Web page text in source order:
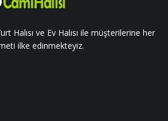
Halısı ve Ev Halısı ile müşterilerine her
ilke edinmekteyiz.